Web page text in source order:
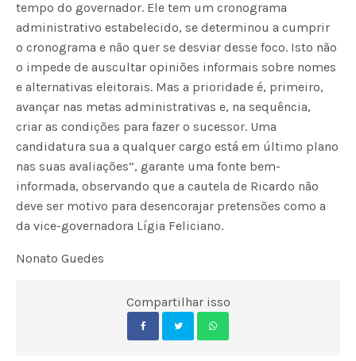
tempo do governador. Ele tem um cronograma
administrativo estabelecido, se determinou a cumprir
o cronograma e não quer se desviar desse foco. Isto não
o impede de auscultar opiniões informais sobre nomes
e alternativas eleitorais. Mas a prioridade é, primeiro,
avançar nas metas administrativas e, na sequência,
criar as condições para fazer o sucessor. Uma
candidatura sua a qualquer cargo está em último plano
nas suas avaliações”, garante uma fonte bem-
informada, observando que a cautela de Ricardo não
deve ser motivo para desencorajar pretensões como a
da vice-governadora Lígia Feliciano.
Nonato Guedes
Compartilhar isso